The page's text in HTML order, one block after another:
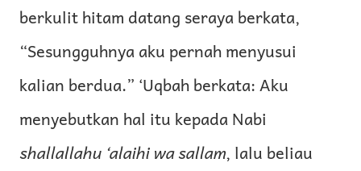
berkulit hitam datang seraya berkata,
“Sesungguhnya aku pernah menyusui
kalian berdua.” ‘Uqbah berkata: Aku
menyebutkan hal itu kepada Nabi
shallallahu ‘alaihi wa sallam, lalu beliau